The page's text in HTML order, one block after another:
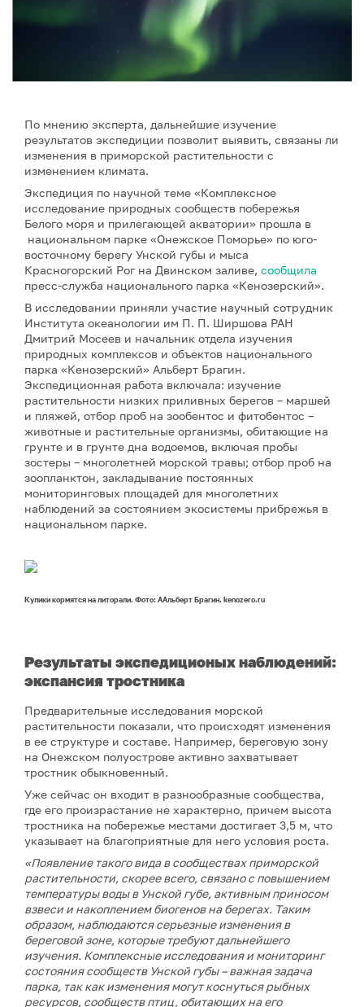
По мнению эксперта, дальнейшие изучение
результатов экспедиции позволит выявить, связаны ли
изменения в приморской растительности с
изменением климата.
Экспедиция по научной теме «Комплексное
исследование природных сообществ побережья
Белого моря и прилегающей акватории» прошла в
национальном парке «Онежское Поморье» по юго-
восточному берегу Унской губы и мыса
Красногорский Рог на Двинском заливе, сообщила
пресс-служба национального парка «Кенозерский».
В исследовании приняли участие научный сотрудник
Института океанологии им П. П. Ширшова РАН
Дмитрий Мосеев и начальник отдела изучения
природных комплексов и объектов национального
парка «Кенозерский» Альберт Брагин.
Экспедиционная работа включала: изучение
растительности низких приливных берегов – маршей
и пляжей, отбор проб на зообентос и фитобентос –
животные и растительные организмы, обитающие на
грунте и в грунте дна водоемов, включая пробы
зостеры – многолетней морской травы; отбор проб на
зоопланктон, закладывание постоянных
мониторинговых площадей для многолетних
наблюдений за состоянием экосистемы прибрежья в
национальном парке.
Кулики кормятся на литорали. Фото: ААльберт Брагин. kenozero.ru
Результаты экспедиционых наблюдений:
экспансия тростника
Предварительные исследования морской
растительности показали, что происходят изменения
в ее структуре и составе. Например, береговую зону
на Онежском полуострове активно захватывает
тростник обыкновенный.
Уже сейчас он входит в разнообразные сообщества,
где его произрастание не характерно, причем высота
тростника на побережье местами достигает 3,5 м, что
указывает на благоприятные для него условия роста.
«Появление такого вида в сообществах приморской
растительности, скорее всего, связано с повышением
температуры воды в Унской губе, активным приносом
взвеси и накоплением биогенов на берегах. Таким
образом, наблюдаются серьезные изменения в
береговой зоне, которые требуют дальнейшего
изучения. Комплексные исследования и мониторинг
состояния сообществ Унской губы–важная задача
парка, так как изменения могут коснуться рыбных
ресурсов, сообществ птиц, обитающих на его